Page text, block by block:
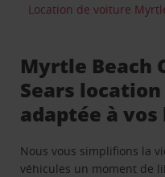
Location de voiture
Myrtle Beach
Sears
adaptée à vos
Nous vous simplifions la
véhicules un moment de